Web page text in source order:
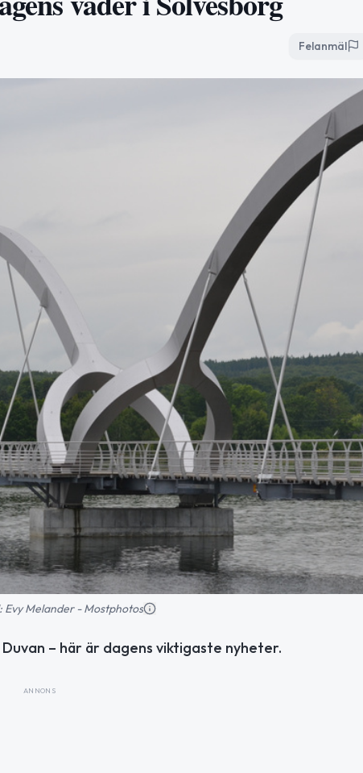
Felanmäl
Evy Melander - Mostphotos
– här är dagens viktigaste nyheter.
ANNONS